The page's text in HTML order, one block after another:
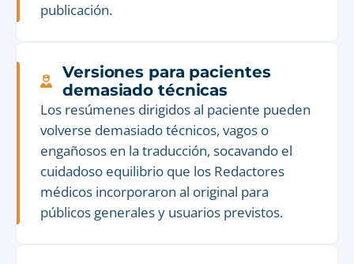
publicación.
Versiones para pacientes
demasiado técnicas
Los resúmenes dirigidos al paciente pueden
volverse demasiado técnicos, vagos o
engañosos en la traducción, socavando el
cuidadoso equilibrio que los Redactores
médicos incorporaron al original para
públicos generales y usuarios previstos.